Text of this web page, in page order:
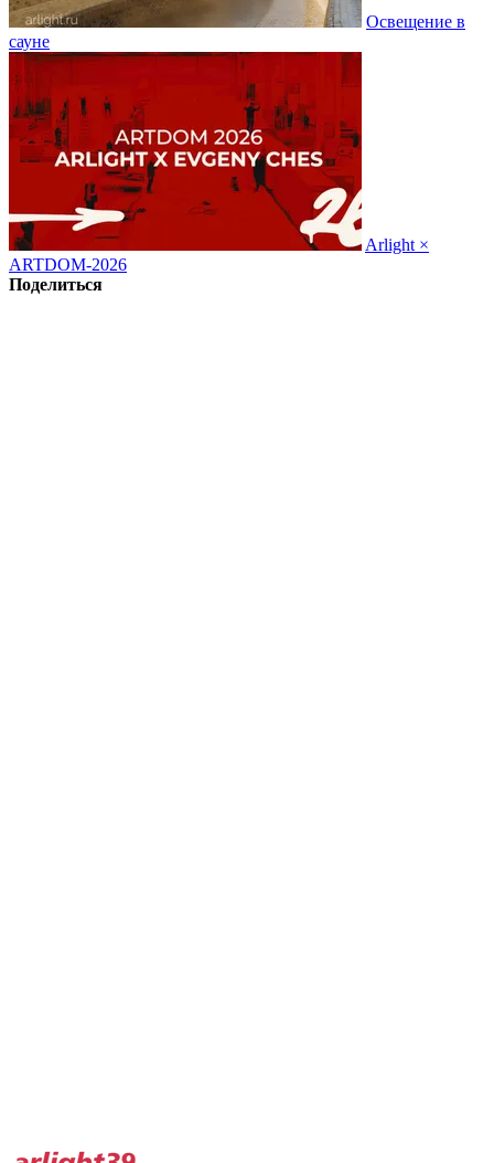
Освещение в
сауне
Arlight ×
ARTDOM-2026
Поделиться